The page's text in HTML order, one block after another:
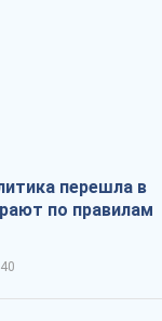
перешла в
по правилам